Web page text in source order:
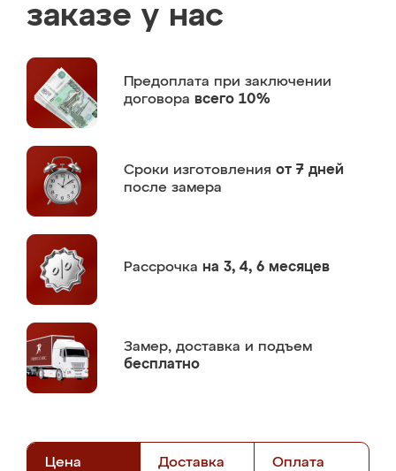
заказе у нас
Предоплата при заключении
договора всего 10%
Сроки изготовления от 7 дней
после замера
Рассрочка на 3, 4, 6 месяцев
Замер, доставка и подъем
бесплатно
Цена Доставка Оплата